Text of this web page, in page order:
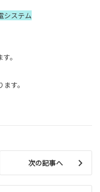
システム
。
す。
次の記事へ